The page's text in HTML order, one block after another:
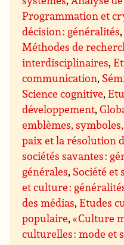
Programmation et
décision : généralités
Méthodes de
interdisciplinaires,
communication,
Science cognitive,
développement,
emblèmes,
paix et la résolution
sociétés savantes :
générales, Société et
et culture :
des médias,Etudes
populaire,« Culture
culturelles : mode et